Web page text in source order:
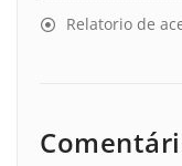
Relatorio de